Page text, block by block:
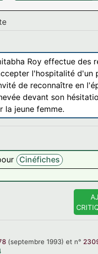
Roy effectue des
l'hospitalité d'un
de reconnaître en
devant son
la jeune femme.
Cinéfiches
(septembre 1993) et n°